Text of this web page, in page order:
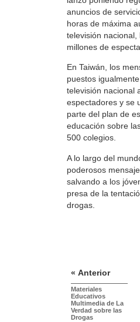
anuncios de
horas de máxima
televisión nacional,
millones de
En Taiwán, los
puestos
televisión nacional
espectadores y se
parte del plan de
educación sobre
500 colegios.
A lo largo del
poderosos
salvando a los
presa de la
drogas.
« Anterior
Materiales
Educativos
Multimedia de La
Verdad sobre las
Drogas